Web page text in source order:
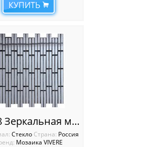
КУПИТЬ
D74-8 Зеркальная мозаика VIVERE PINO
Стекло Cтрана: Россия
Мозаика VIVERE